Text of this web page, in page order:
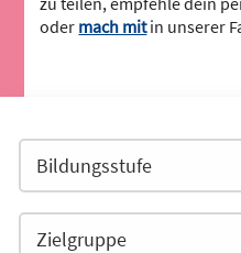
oder mach mitin unserer